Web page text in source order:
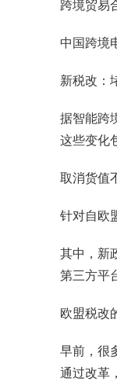
跨境贸易
中国跨境
新税改：
据智能跨
这些变化
取消货值
针对自欧
其中，新
第三方平
欧盟税改
早前，很
通过改革